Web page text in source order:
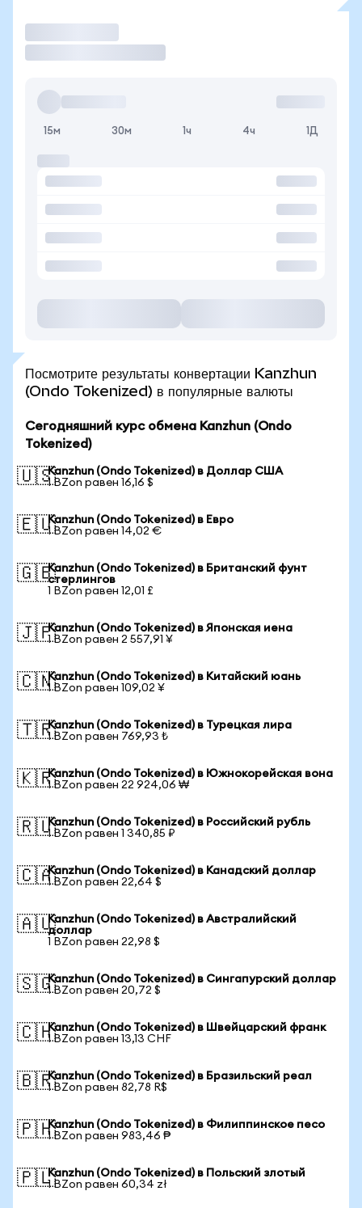
15м 30м 1ч 4ч 1Д
Посмотрите результаты конвертации Kanzhun
(Ondo Tokenized) в популярные валюты
Сегодняшний курс обмена Kanzhun (Ondo
Tokenized)
🇺🇸Kanzhun (Ondo Tokenized) в Доллар США
1 BZon равен 16,16 $
🇪🇺Kanzhun (Ondo Tokenized) в Евро
1 BZon равен 14,02 €
🇬🇧Kanzhun (Ondo Tokenized) в Британский фунт
стерлингов
1 BZon равен 12,01 £
🇯🇵Kanzhun (Ondo Tokenized) в Японская иена
1 BZon равен 2 557,91 ¥
🇨🇳Kanzhun (Ondo Tokenized) в Китайский юань
1 BZon равен 109,02 ¥
🇹🇷Kanzhun (Ondo Tokenized) в Турецкая лира
1 BZon равен 769,93 ₺
🇰🇷Kanzhun (Ondo Tokenized) в Южнокорейская вона
1 BZon равен 22 924,06 ₩
🇷🇺Kanzhun (Ondo Tokenized) в Российский рубль
1 BZon равен 1 340,85 ₽
🇨🇦Kanzhun (Ondo Tokenized) в Канадский доллар
1 BZon равен 22,64 $
🇦🇺Kanzhun (Ondo Tokenized) в Австралийский
доллар
1 BZon равен 22,98 $
🇸🇬Kanzhun (Ondo Tokenized) в Сингапурский доллар
1 BZon равен 20,72 $
🇨🇭Kanzhun (Ondo Tokenized) в Швейцарский франк
1 BZon равен 13,13 CHF
🇧🇷Kanzhun (Ondo Tokenized) в Бразильский реал
1 BZon равен 82,78 R$
🇵🇭Kanzhun (Ondo Tokenized) в Филиппинское песо
1 BZon равен 983,46 ₱
🇵🇱Kanzhun (Ondo Tokenized) в Польский злотый
1 BZon равен 60,34 zł